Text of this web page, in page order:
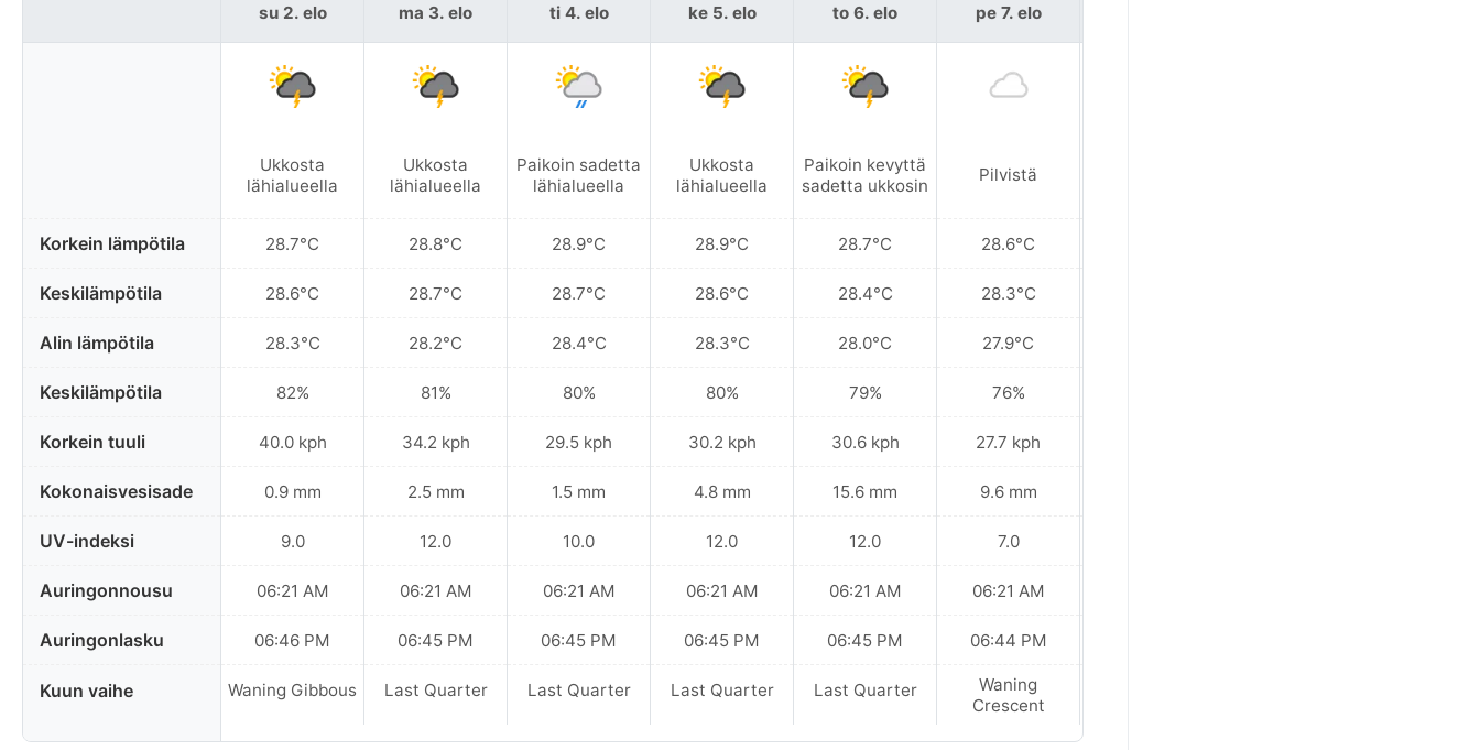
Korkein lämpötila
Keskilämpötila
Alin lämpötila
Keskilämpötila
Korkein tuuli
Kokonaisvesisade
UV-indeksi
Auringonnousu
Auringonlasku
Kuun vaihe
su 2. elo
Ukkosta
lähialueella
28.7°C
28.6°C
28.3°C
82%
40.0 kph
0.9 mm
9.0
06:21 AM
06:46 PM
Waning Gibbous
ma 3. elo
Ukkosta
lähialueella
28.8°C
28.7°C
28.2°C
81%
34.2 kph
2.5 mm
12.0
06:21 AM
06:45 PM
Last Quarter
ti 4. elo
Paikoin sadetta
lähialueella
28.9°C
28.7°C
28.4°C
80%
29.5 kph
1.5 mm
10.0
06:21 AM
06:45 PM
Last Quarter
ke 5. elo
Ukkosta
lähialueella
28.9°C
28.6°C
28.3°C
80%
30.2 kph
4.8 mm
12.0
06:21 AM
06:45 PM
Last Quarter
to 6. elo
Paikoin kevyttä
sadetta ukkosin
28.7°C
28.4°C
28.0°C
79%
30.6 kph
15.6 mm
12.0
06:21 AM
06:45 PM
Last Quarter
pe 7. elo
Pilvistä
28.6°C
28.3°C
27.9°C
76%
27.7 kph
9.6 mm
7.0
06:21 AM
06:44 PM
Waning
Crescent